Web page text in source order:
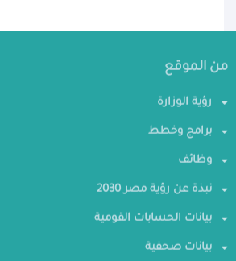
من الموقع
رؤية الوزارة
برامج وخطط
وظائف
نبذة عن رؤية مصر 2030
بيانات الحسابات القومية
بيانات صحفية